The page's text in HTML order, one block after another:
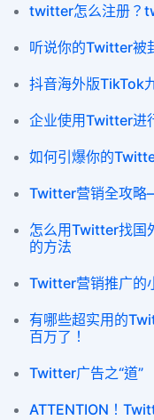
twitter怎么注册？
听说你的Twitter被
抖音海外版TikTok
企业使用Twitter进
如何引爆你的
Twitter营销全攻略
怎么用Twitter找国
的方法
Twitter营销推广的
有哪些超实用的
百万了！
Twitter广告之“道”
ATTENTION！